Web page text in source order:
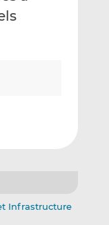
Infrastructure